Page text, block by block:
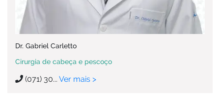
Dr. Gabriel Carletto
Cirurgia de cabeça e pescoço
(071) 30... Ver mais >